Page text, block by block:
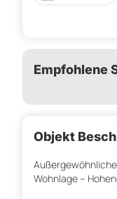
Empfohlene
Objekt
Wohnlage –